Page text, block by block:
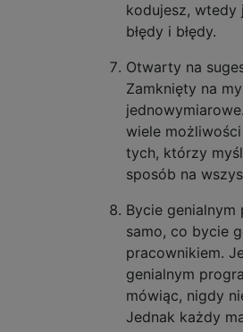
kodujesz, wtedy
błędy i błędy.
Otwarty na
Zamknięty na
wiele
tych, którzy
sposób na
Bycie
samo, co bycie
pracownikiem.
genialnym
mówiąc, nigdy
Jednak każdy